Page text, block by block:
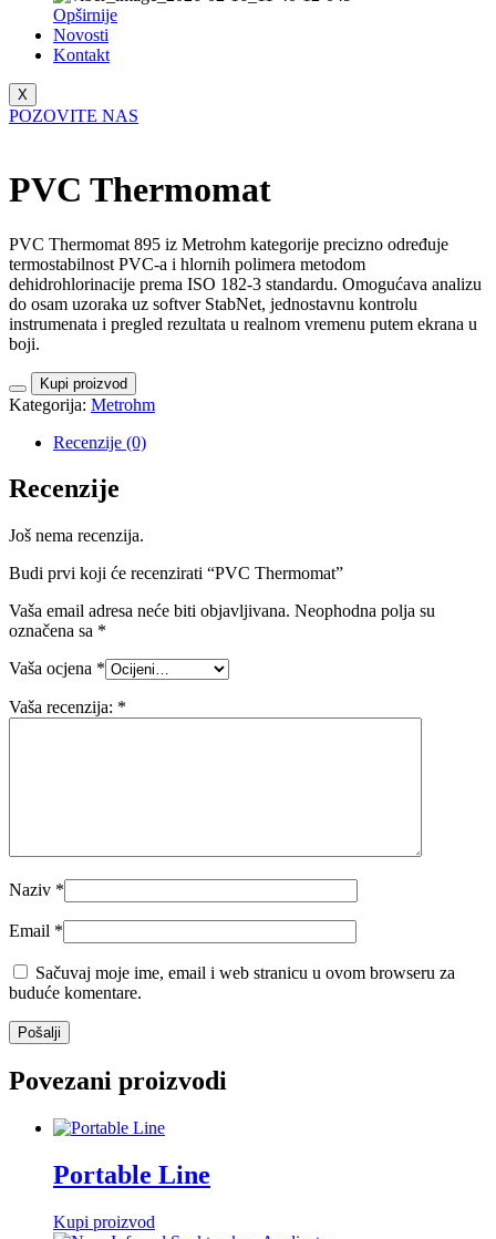
Opširnije
Novosti
Kontakt
X
POZOVITE NAS
PVC Thermomat
PVC Thermomat 895 iz Metrohm kategorije precizno određuje
termostabilnost PVC-a i hlornih polimera metodom
dehidrohlorinacije prema ISO 182-3 standardu. Omogućava analizu
do osam uzoraka uz softver StabNet, jednostavnu kontrolu
instrumenata i pregled rezultata u realnom vremenu putem ekrana u
boji.
Kupi proizvod
Kategorija: Metrohm
Recenzije (0)
Recenzije
Još nema recenzija.
Budi prvi koji će recenzirati “PVC Thermomat”
Vaša email adresa neće biti objavljivana. Neophodna polja su
označena sa *
Vaša ocjena *
Vaša recenzija: *
Naziv *
Email *
Sačuvaj moje ime, email i web stranicu u ovom browseru za
buduće komentare.
Povezani proizvodi
Portable Line
Kupi proizvod